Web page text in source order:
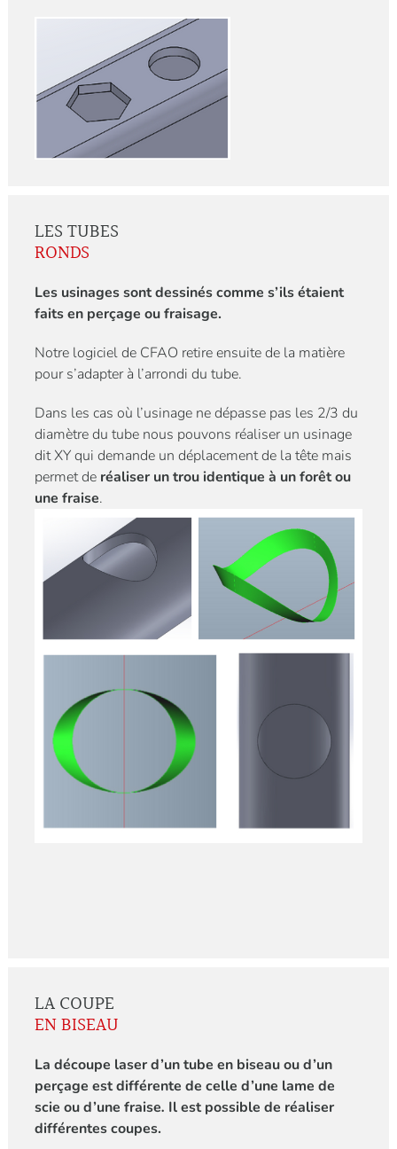
LES TUBES
RONDS
Les usinages sont dessinés comme s’ils étaient
faits en perçage ou fraisage.
Notre logiciel de CFAO retire ensuite de la matière
pour s’adapter à l’arrondi du tube.
Dans les cas où l’usinage ne dépasse pas les 2/3 du
diamètre du tube nous pouvons réaliser un usinage
dit XY qui demande un déplacement de la tête mais
permet de réaliser un trou identique à un forêt ou
une fraise.
LA COUPE
EN BISEAU
La découpe laser d’un tube en biseau ou d’un
perçage est différente de celle d’une lame de
scie ou d’une fraise. Il est possible de réaliser
différentes coupes.